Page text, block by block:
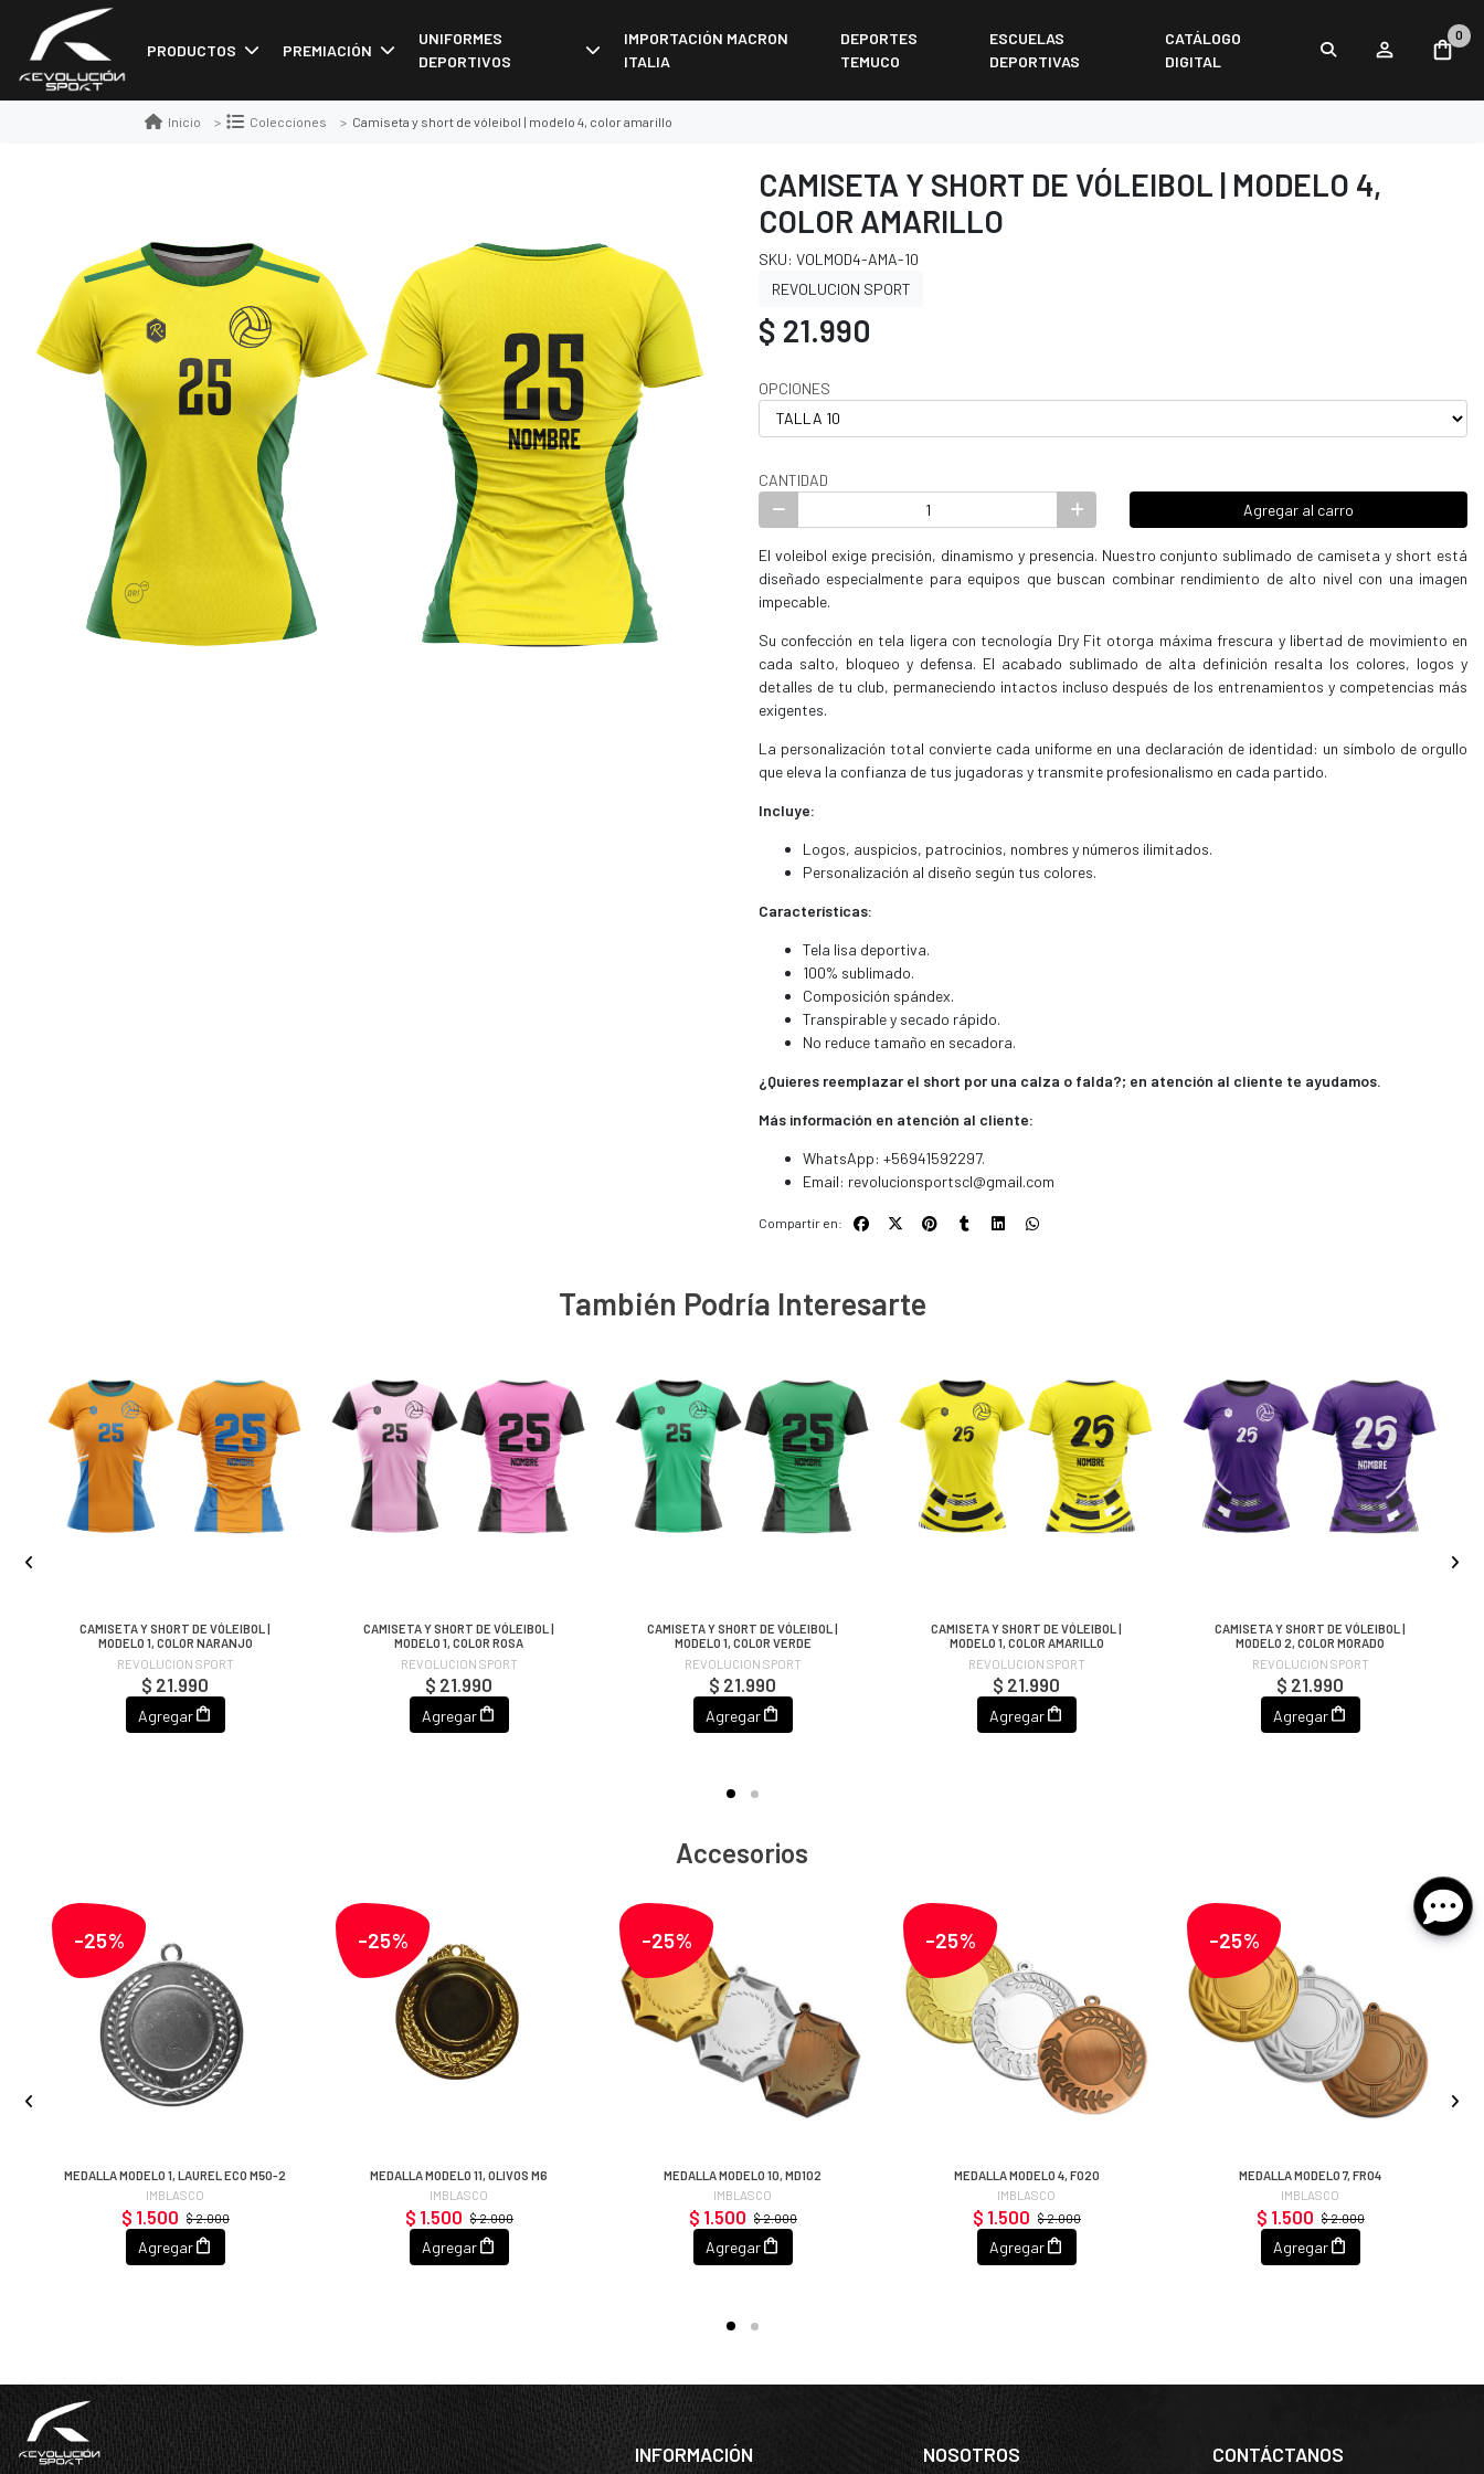
PRODUCTOS PREMIACIÓN
UNIFORMES
DEPORTIVOS
IMPORTACIÓN MACRON
ITALIA
DEPORTES
TEMUCO
ESCUELAS
DEPORTIVAS
CATÁLOGO
DIGITAL
0
Inicio Colecciones Camiseta y short de vóleibol | modelo 4, color amarillo
CAMISETA Y SHORT DE VÓLEIBOL | MODELO 4,
COLOR AMARILLO
SKU: VOLMOD4-AMA-10
REVOLUCION SPORT
$ 21.990
OPCIONES
CANTIDAD
Agregar al carro
El voleibol exige precisión, dinamismo y presencia. Nuestro conjunto sublimado de camiseta y short está
diseñado especialmente para equipos que buscan combinar rendimiento de alto nivel con una imagen
impecable.
Su confección en tela ligera con tecnología Dry Fit otorga máxima frescura y libertad de movimiento en
cada salto, bloqueo y defensa. El acabado sublimado de alta definición resalta los colores, logos y
detalles de tu club, permaneciendo intactos incluso después de los entrenamientos y competencias más
exigentes.
La personalización total convierte cada uniforme en una declaración de identidad: un símbolo de orgullo
que eleva la confianza de tus jugadoras y transmite profesionalismo en cada partido.
Incluye:
Logos, auspicios, patrocinios, nombres y números ilimitados.
Personalización al diseño según tus colores.
Características:
Tela lisa deportiva.
100% sublimado.
Composición spándex.
Transpirable y secado rápido.
No reduce tamaño en secadora.
¿Quieres reemplazar el short por una calza o falda?; en atención al cliente te ayudamos.
Más información en atención al cliente:
WhatsApp: +56941592297.
Email: revolucionsportscl@gmail.com
Compartir en:
También Podría Interesarte
CAMISETA Y SHORT DE VÓLEIBOL |
MODELO 1, COLOR NARANJO
REVOLUCION SPORT
$ 21.990
Agregar
CAMISETA Y SHORT DE VÓLEIBOL |
MODELO 1, COLOR ROSA
REVOLUCION SPORT
$ 21.990
Agregar
CAMISETA Y SHORT DE VÓLEIBOL |
MODELO 1, COLOR VERDE
REVOLUCION SPORT
$ 21.990
Agregar
CAMISETA Y SHORT DE VÓLEIBOL |
MODELO 1, COLOR AMARILLO
REVOLUCION SPORT
$ 21.990
Agregar
CAMISETA Y SHORT DE VÓLEIBOL |
MODELO 2, COLOR MORADO
REVOLUCION SPORT
$ 21.990
Agregar
Accesorios
-25%
MEDALLA MODELO 1, LAUREL ECO M50-2
IMBLASCO
$ 2.000
$ 1.500
Agregar
-25%
MEDALLA MODELO 11, OLIVOS M6
IMBLASCO
$ 2.000
$ 1.500
Agregar
-25%
MEDALLA MODELO 10, MD102
IMBLASCO
$ 2.000
$ 1.500
Agregar
-25%
MEDALLA MODELO 4, F020
IMBLASCO
$ 2.000
$ 1.500
Agregar
-25%
MEDALLA MODELO 7, FR04
IMBLASCO
$ 2.000
$ 1.500
Agregar
INFORMACIÓN NOSOTROS CONTÁCTANOS